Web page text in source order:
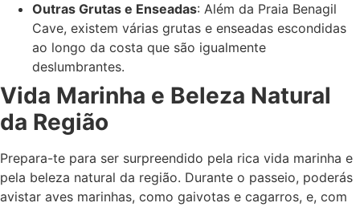
Outras Grutas e Enseadas: Além da Praia Benagil
Cave, existem várias grutas e enseadas escondidas
ao longo da costa que são igualmente
deslumbrantes.
Vida Marinha e Beleza Natural
da Região
Prepara-te para ser surpreendido pela rica vida marinha e
pela beleza natural da região. Durante o passeio, poderás
avistar aves marinhas, como gaivotas e cagarros, e, com